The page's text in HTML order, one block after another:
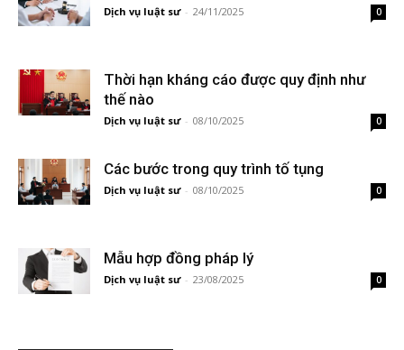
Dịch vụ luật sư - 24/11/2025 0
Thời hạn kháng cáo được quy định như
thế nào
Dịch vụ luật sư - 08/10/2025 0
Các bước trong quy trình tố tụng
Dịch vụ luật sư - 08/10/2025 0
Mẫu hợp đồng pháp lý
Dịch vụ luật sư - 23/08/2025 0